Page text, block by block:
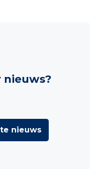
nieuws?
nieuws